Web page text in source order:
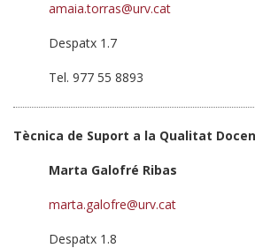
amaia.torras@urv.cat
Despatx 1.7
Tel. 977 55 8893
Tècnica de Suport a la Qualitat
Marta Galofré Ribas
marta.galofre@urv.cat
Despatx 1.8